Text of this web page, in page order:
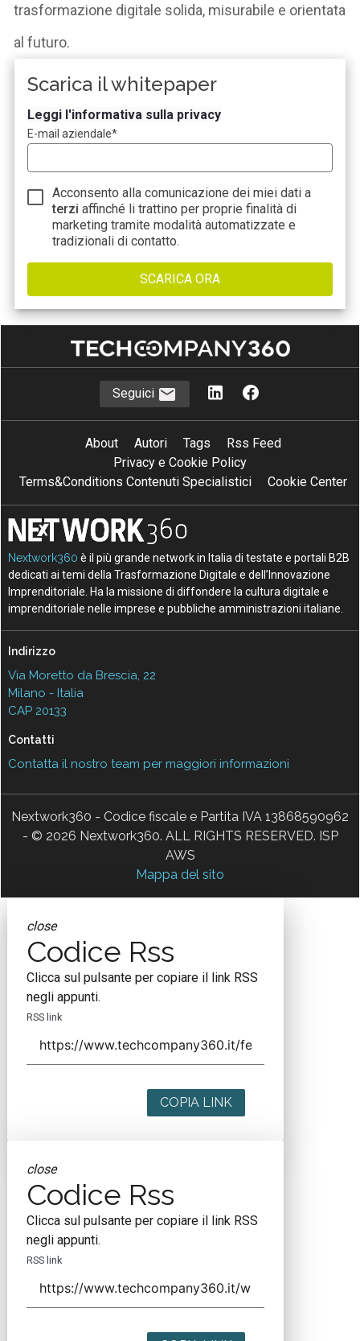
trasformazione digitale solida, misurabile e orientata
al futuro.
Scarica il whitepaper
Leggi l'informativa sulla privacy
E-mail aziendale*
Acconsento alla comunicazione dei miei dati a
terzi affinché li trattino per proprie finalità di
marketing tramite modalità automatizzate e
tradizionali di contatto.
Seguici
About Autori Tags
Rss Feed
Privacy e Cookie Policy
Terms&Conditions Contenuti Specialistici
Cookie Center
Nextwork360 è il più grande network in Italia di testate e portali B2B
dedicati ai temi della Trasformazione Digitale e dell’Innovazione
Imprenditoriale. Ha la missione di diffondere la cultura digitale e
imprenditoriale nelle imprese e pubbliche amministrazioni italiane.
Indirizzo
Via Moretto da Brescia, 22
Milano - Italia
CAP 20133
Contatti
Contatta il nostro team per maggiori informazioni
Nextwork360 - Codice fiscale e Partita IVA 13868590962
- © 2026 Nextwork360. ALL RIGHTS RESERVED. ISP
AWS
Mappa del sito
close
Codice Rss
Clicca sul pulsante per copiare il link RSS
negli appunti.
RSS link
COPIA LINK
close
Codice Rss
Clicca sul pulsante per copiare il link RSS
negli appunti.
RSS link